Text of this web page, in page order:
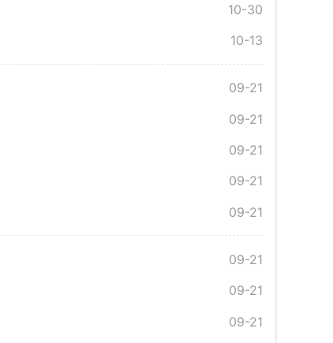
10-30
10-13
09-21
09-21
09-21
09-21
09-21
09-21
09-21
09-21